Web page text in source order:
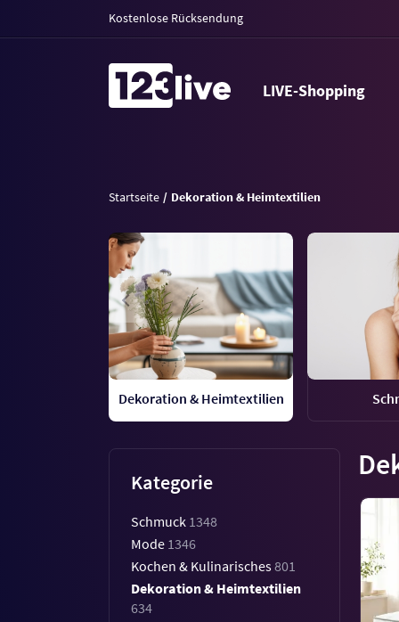
Kostenlose Rücksendung
LIVE-Shopping
Startseite Dekoration & Heimtextilien
Dekoration & Heimtextilien
Kategorie
Schmuck 1348
Mode 1346
Kochen & Kulinarisches801
Dekoration & Heimtextilien
634